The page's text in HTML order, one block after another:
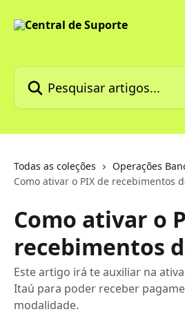
Pesquisar artigos...
Todas as coleções
Operações
Como ativar o PIX de recebimentos
Como ativar o
recebimentos
Este artigo irá te auxiliar na
Itaú para poder receber
modalidade.